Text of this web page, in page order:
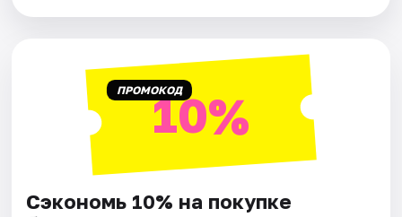
ПРОМОКОД10%
Сэкономь 10% на покупке